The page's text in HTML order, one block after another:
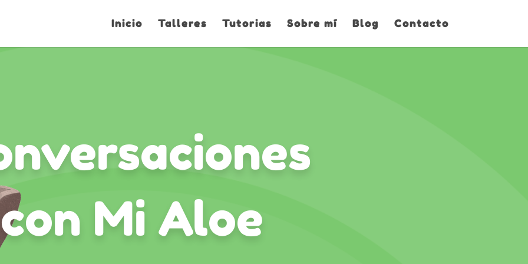
Inicio Talleres Tutorias Sobre mí Blog Contacto
con Mi Aloe